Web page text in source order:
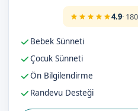
4.9·
Bebek Sünneti
Çocuk Sünneti
Ön Bilgilendirme
Randevu Desteği